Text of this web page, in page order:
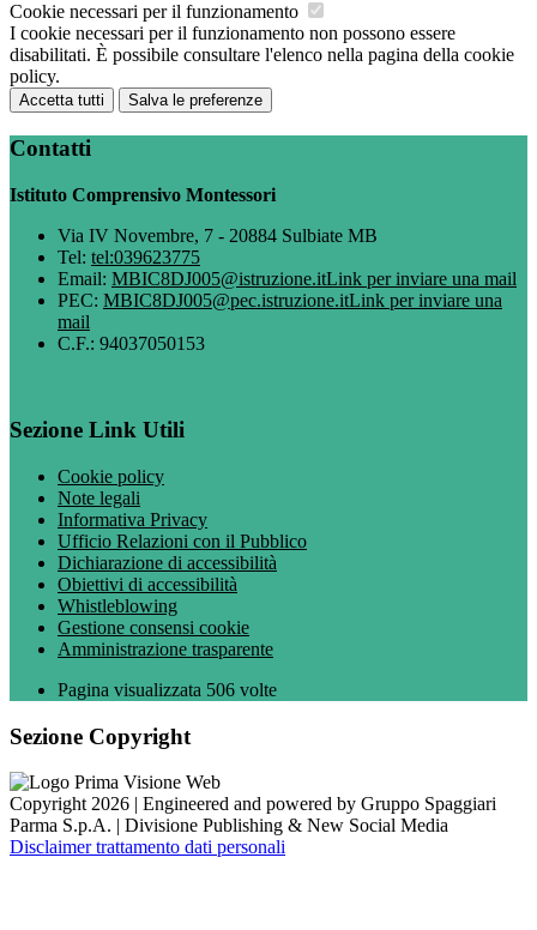
Cookie necessari per il funzionamento
I cookie necessari per il funzionamento non possono essere
disabilitati. È possibile consultare l'elenco nella pagina della cookie
policy.
Accetta tutti Salva le preferenze
Contatti
Istituto Comprensivo Montessori
Via IV Novembre, 7 - 20884 Sulbiate MB
Tel: tel:039623775
Email: MBIC8DJ005@istruzione.itLink per inviare una mail
PEC: MBIC8DJ005@pec.istruzione.itLink per inviare una
mail
C.F.: 94037050153
Sezione Link Utili
Cookie policy
Note legali
Informativa Privacy
Ufficio Relazioni con il Pubblico
Dichiarazione di accessibilità
Obiettivi di accessibilità
Whistleblowing
Gestione consensi cookie
Amministrazione trasparente
Pagina visualizzata 506 volte
Sezione Copyright
Copyright 2026 | Engineered and powered by Gruppo Spaggiari
Parma S.p.A. | Divisione Publishing & New Social Media
Disclaimer trattamento dati personali